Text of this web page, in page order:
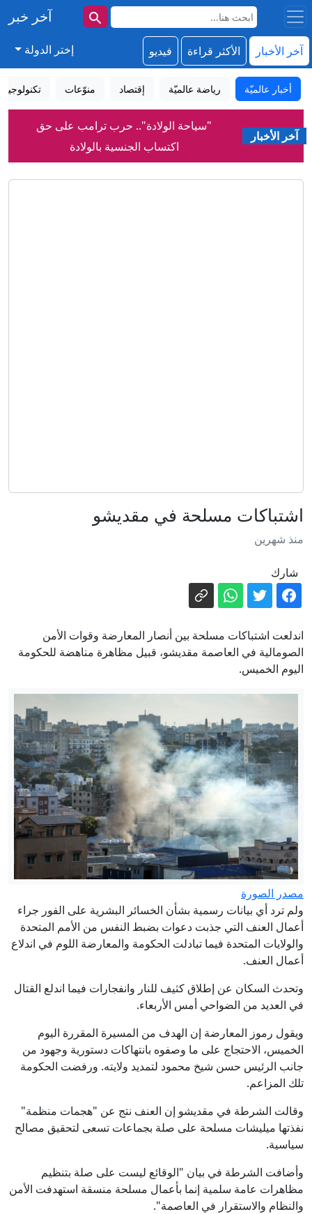
آخر خبر
آخر الأخبار الأكثر قراءة فيديو إختر الدولة
أخبار عالميّة رياضة عالميّة إقتصاد منوّعات تكنولوجيا
آخر الأخبار
"سياحة الولادة".. حرب ترامب على حق
اكتساب الجنسية بالولادة
قادة باكستان وتركيا يتوجهون إلى
هاتفيا الوضع في منطقة الخليج وأوكرانيا
الصحة السورية تعلن الحصيلة النهائية
لتفجير جرمانا..وجهة مجهولة تتبنّى الهجوم
هل يعطل الحرس الثوري حسم اتفاق
الملاحة في هرمز؟
هوية
حاخام اليهود الأكبر في روسيا: يمكن تسوية
النزاعات في العالم في يوم واحد
توقيع اتفاقية دفاع مشترك بين السعودية
وباكستان وتركيا
الأمن الفيدرالي الروسي يفكك شبكة
"كريبتو" في موسكو تعمل لصالح كييف
إيران.. ترمب يؤكد السيطرة على هرمز
وطهران تتحدث عن اتفاق وشيك مع
مسقط
اشتباكات مسلحة في مقديشو
منذ شهرين
شارك
اندلعت اشتباكات مسلحة بين أنصار المعارضة وقوات الأمن
الصومالية في العاصمة مقديشو، قبيل مظاهرة مناهضة للحكومة
اليوم الخميس.
مصدر الصورة
ولم ترد أي بيانات رسمية بشأن الخسائر البشرية على الفور جراء
أعمال العنف التي جذبت دعوات بضبط النفس من الأمم المتحدة
والولايات المتحدة فيما تبادلت الحكومة والمعارضة اللوم في اندلاع
أعمال العنف.
وتحدث السكان عن إطلاق كثيف للنار وانفجارات فيما اندلع القتال
في العديد من الضواحي أمس الأربعاء.
ويقول رموز المعارضة إن الهدف من المسيرة المقررة اليوم
الخميس، الاحتجاج على ما وصفوه بانتهاكات دستورية وجهود من
جانب الرئيس حسن شيخ محمود لتمديد ولايته. ورفضت الحكومة
تلك المزاعم.
وقالت الشرطة في مقديشو إن العنف نتج عن "هجمات منظمة"
نفذتها ميليشات مسلحة على صلة بجماعات تسعى لتحقيق مصالح
سياسية.
وأضافت الشرطة في بيان "الوقائع ليست على صلة بتنظيم
مظاهرات عامة سلمية إنما بأعمال مسلحة منسقة استهدفت الأمن
والنظام والاستقرار في العاصمة".